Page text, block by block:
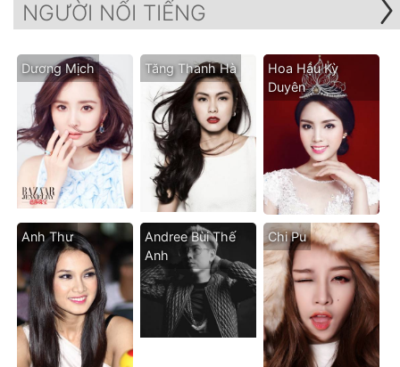
NGƯỜI NỔI TIẾNG
Dương Mịch Tăng Thanh Hà
Hoa Hậu Kỳ
Duyên
Anh Thư
Andree Bùi Thế
Anh
Chi Pu